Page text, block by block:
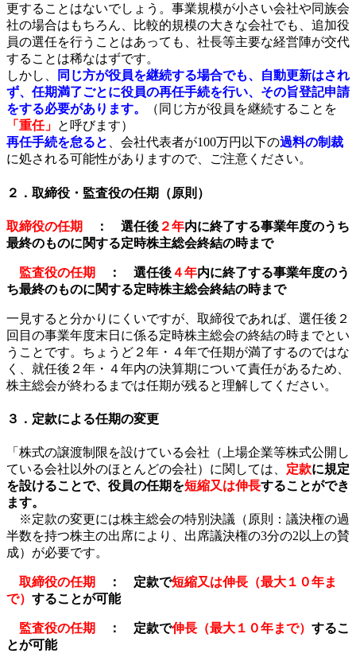
更することはないでしょう。事業規模が小さい会社や同族会
社の場合はもちろん、比較的規模の大きな会社でも、追加役
員の選任を行うことはあっても、社長等主要な経営陣が交代
することは稀なはずです。
しかし、
同じ方が役員を継続する場合でも、自動更新はされ
ず、任期満了ごとに役員の再任手続を行い、その旨登記申請
をする必要があります。
（同じ方が役員を継続することを
「重任」 と呼びます）
再任手続を怠ると
、会社代表者が100万円以下の過料の制裁
に処される可能性がありますので、ご注意ください。
２．取締役・監査役の任期（原則）
取締役の任期 ： 選任後 ２年内に終了する事業年度のうち
最終のものに関する定時株主総会終結の時まで
監査役の任期 ： 選任後４年内に終了する事業年度のう
ち最終のものに関する定時株主総会終結の時まで
一見すると分かりにくいですが、取締役であれば、選任後２
回目の事業年度末日に係る定時株主総会の終結の時までとい
うことです。ちょうど２年・４年で任期が満了するのではな
く、就任後２年・４年内の決算期について責任があるため、
株主総会が終わるまでは任期が残ると理解してください。
３．定款による任期の変更
「株式の譲渡制限を設けている会社（上場企業等株式公開し
ている会社以外のほとんどの会社）に関しては、 定款に規定
を設けることで、役員の任期を短縮又は伸長することができ
ます。
※定款の変更には株主総会の特別決議（原則：議決権の過
半数を持つ株主の出席により、出席議決権の3分の2以上の賛
成）が必要です。
取締役の任期 ： 定款で短縮又は伸長 （最大１０年ま
で） することが可能
監査役の任期 ： 定款で伸長 （最大１０年まで） するこ
とが可能